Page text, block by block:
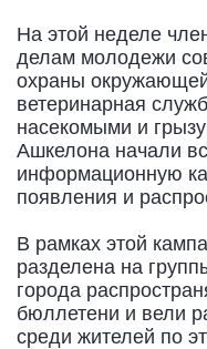
На этой неделе
делам молодежи
охраны
ветеринарная
насекомыми и
Ашкелона начали
информационную
появления и
В рамках этой
разделена на
города
бюллетени и вели
среди жителей по